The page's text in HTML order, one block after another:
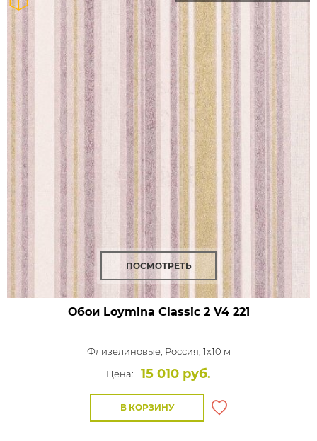
ПОСМОТРЕТЬ
Обои Loymina Classic 2V4 221
Флизелиновые, Россия, 1x10 м
Цена:
15 010 руб.
В КОРЗИНУ